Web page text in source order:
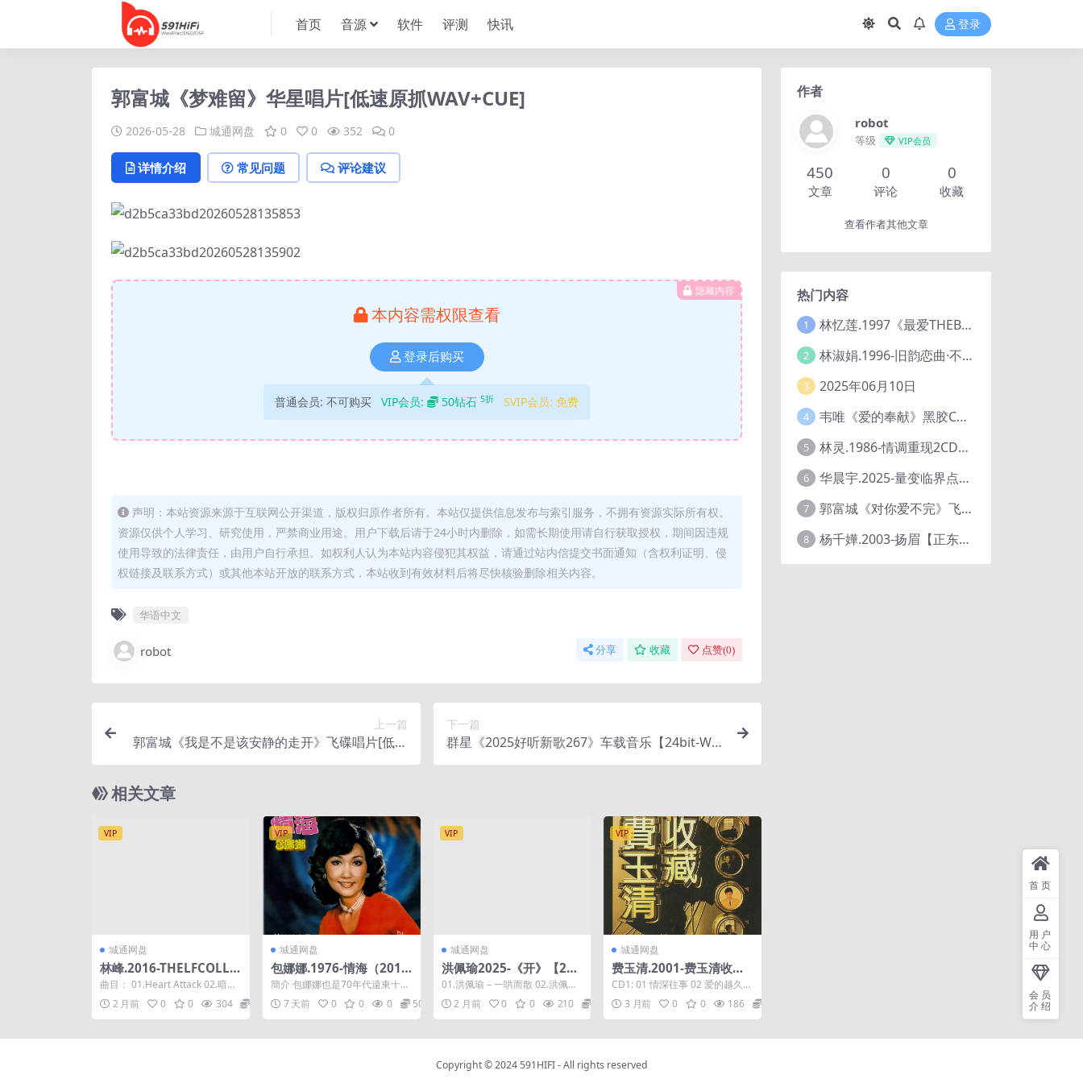
首页 音源 软件 评测 快讯 登录
郭富城《梦难留》华星唱片[低速原抓WAV+CUE]
2026-05-28 城通网盘 0 0 352 0
详情介绍 常见问题 评论建议
隐藏内容
本内容需权限查看
登录后购买
普通会员: 不可购买 VIP会员: 50钻石 5折 SVIP会员: 免费
声明：本站资源来源于互联网公开渠道，版权归原作者所有。本站仅提供信息发布与索引服务，不拥有资源实际所有权。
资源仅供个人学习、研究使用，严禁商业用途。用户下载后请于24小时内删除，如需长期使用请自行获取授权，期间因违规
使用导致的法律责任，由用户自行承担。如权利人认为本站内容侵犯其权益，请通过站内信提交书面通知（含权利证明、侵
权链接及联系方式）或其他本站开放的联系方式，本站收到有效材料后将尽快核验删除相关内容。
华语中文
robot 分享 收藏 点赞(0)
上一篇
郭富城《我是不是该安静的走开》飞碟唱片[低速
原抓WAV+CUE]
下一篇
群星《2025好听新歌267》车载音乐【24bit-WA
V分轨】
相关文章
VIP
城通网盘
林峰.2016-THELFCOLLE
CTIONVOL.1【英皇娱
乐】【WAV+CUE
曲目： 01.Heart Attack 02.暗中
作乐 03.寂寞星球 04.如...
2 月前 0 0 304
VIP
城通网盘
包娜娜.1976-情海（2016
梦田复黑版）【凯联机
构】【WAV+CUE】
簡介 包娜娜也是70年代遠東十大
巨星之一，我們已經先後推出了
三張復刻，一般上大家...
7 天前 0 0 0 50
VIP
城通网盘
洪佩瑜2025-《开》【24b
it-FLAC】
01.洪佩瑜 – 一哄而散 02.洪佩瑜
– 在太平洋中...
2 月前 0 0 210
VIP
城通网盘
费玉清.2001-费玉清收藏2
CD【华纳】【WAV+CU
E】
CD1: 01 情深往事 02 爱的越久越
寂寞 03 花心 04 冬之夜 05 ...
3 月前 0 0 186
作者
robot
等级 VIP会员
450
文章
0
评论
0
收藏
查看作者其他文章
热门内容
1 林忆莲.1997《最爱THEBESTOFSANDYLIVE》2CD【滚石】
2 林淑娟.1996-旧韵恋曲·不了情【华丽】【WAV+CUE】
3 2025年06月10日
4 韦唯《爱的奉献》黑胶CD[WAV+CUE]
5 林灵.1986-情调重现2CD（喜玛拉雅飞跃复刻版）【海丽】
6 华晨宇.2025-量变临界点【天娱传媒】【FLAC分轨】
7 郭富城《对你爱不完》飞碟唱片[低速原抓WAV+CUE]
8 杨千嬅.2003-扬眉【正东】【WAV+CUE】
Copyright © 2024 591HIFI- All rights reserved
首页
用户
中心
会员
介绍